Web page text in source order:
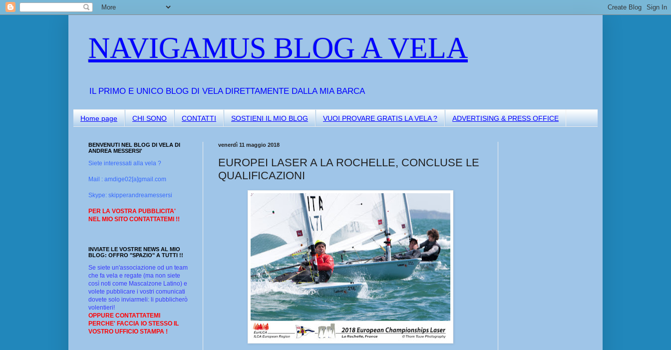
NAVIGAMUS BLOG A VELA
IL PRIMO E UNICO BLOG DI VELA DIRETTAMENTE DALLA MIA BARCA
Home page CHI SONO CONTATTI SOSTIENI IL MIO BLOG VUOI PROVARE GRATIS LA VELA ? ADVERTISING & PRESS OFFICE
venerdì 11 maggio 2018
EUROPEI LASER A LA ROCHELLE, CONCLUSE LE
QUALIFICAZIONI
BENVENUTI NEL BLOG DI VELA DI
ANDREA MESSERSI'
Siete interessati alla vela ?
Mail : amdige02[a]gmail.com
Skype: skipperandreamessersi
PER LA VOSTRA PUBBLICITA'
NEL MIO SITO CONTATTATEMI !!
INVIATE LE VOSTRE NEWS AL MIO
BLOG: OFFRO "SPAZIO" A TUTTI !!
Se siete un'associazione od un team
che fa vela e regate (ma non siete
così noti come Mascalzone Latino) e
volete pubblicare i vostri comunicati
dovete solo inviarmeli: li pubblicherò
volentieri!
OPPURE CONTATTATEMI
PERCHE' FACCIA IO STESSO IL
VOSTRO UFFICIO STAMPA !